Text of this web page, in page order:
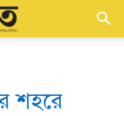
শহরে